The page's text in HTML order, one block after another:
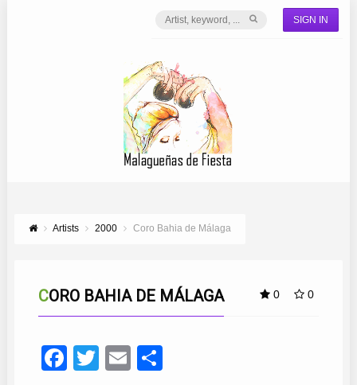
SIGN IN
Artists 2000 Coro Bahia de Málaga
0 0
CORO BAHIA DE MÁLAGA
Facebook
TwitterEmail